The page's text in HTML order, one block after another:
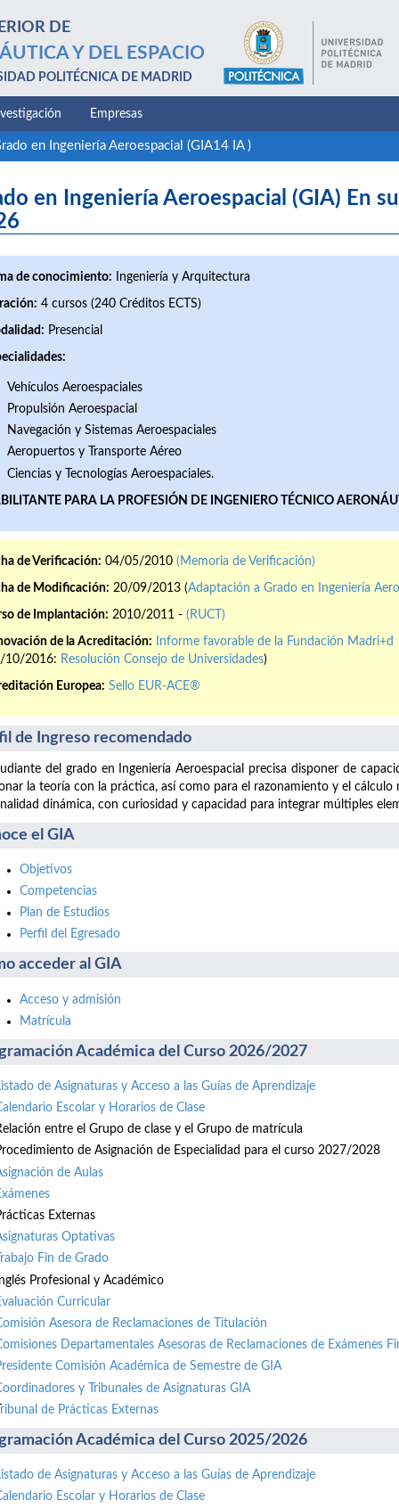
DE
Y DEL ESPACIO
POLITÉCNICA DE MADRID
Empresas
en Ingeniería Aeroespacial (GIA14 IA )
en Ingeniería Aeroespacial (GIA) En
de conocimiento: Ingeniería y Arquitectura
4 cursos (240 Créditos ECTS)
Presencial
Vehículos Aeroespaciales
Propulsión Aeroespacial
Navegación y Sistemas Aeroespaciales
Aeropuertos y Transporte Aéreo
Ciencias y Tecnologías Aeroespaciales.
PARA LA PROFESIÓN DE INGENIERO TÉCNICO
de Verificación: 04/05/2010 (Memoria de Verificación)
de Modificación: 20/09/2013 (Adaptación a Grado en Ingeniería
de Implantación: 2010/2011 - (RUCT)
de la Acreditación:
Informe favorable de la Fundación Madri+d
10/2016: Resolución Consejo de Universidades)
Europea: Sello EUR-ACE®
de Ingreso recomendado
del grado en Ingeniería Aeroespacial precisa disponer de
la teoría con la práctica, así como para el razonamiento y el
dinámica, con curiosidad y capacidad para integrar múltiples
el GIA
Objetivos
Competencias
Plan de Estudios
Perfil del Egresado
acceder al GIA
Acceso y admisión
Matrícula
Académica del Curso 2026/2027
de Asignaturas y Acceso a las Guías de Aprendizaje
Escolar y Horarios de Clase
entre el Grupo de clase y el Grupo de matrícula
de Asignación de Especialidad para el curso 2027/2028
de Aulas
Externas
Optativas
Fin de Grado
Profesional y Académico
Curricular
Asesora de Reclamaciones de Titulación
Departamentales Asesoras de Reclamaciones de Exámenes
Comisión Académica de Semestre de GIA
y Tribunales de Asignaturas GIA
ribunal de Prácticas Externas
Académica del Curso 2025/2026
de Asignaturas y Acceso a las Guías de Aprendizaje
Escolar y Horarios de Clase